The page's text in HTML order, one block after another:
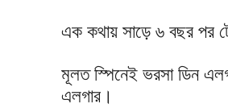
এক কথায় সাড়ে ৬ বছর পর
মূলত স্পিনেই ভরসা ডিন
এলগার।